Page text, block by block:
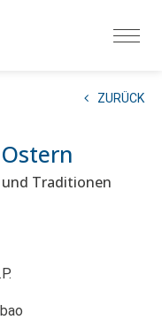
ZURÜCK
Traditionen